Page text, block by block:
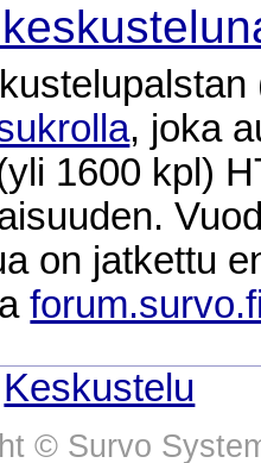
, joka
1600 kpl)
on jatkettu
Keskustelu
© Survo